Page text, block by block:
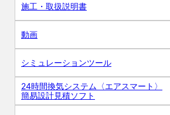
施工・取扱説明書
動画
シミュレーションツール
24時間換気システム〈エアスマート〉
簡易設計見積ソフト